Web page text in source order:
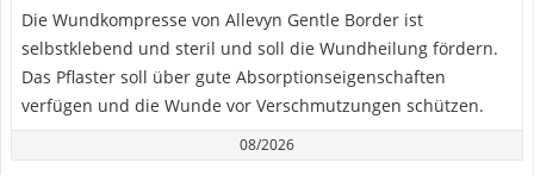
Die Wundkompresse von Allevyn Gentle Border ist
selbstklebend und steril und soll die Wundheilung fördern.
Das Pflaster soll über gute Absorptionseigenschaften
verfügen und die Wunde vor Verschmutzungen schützen.
08/2026